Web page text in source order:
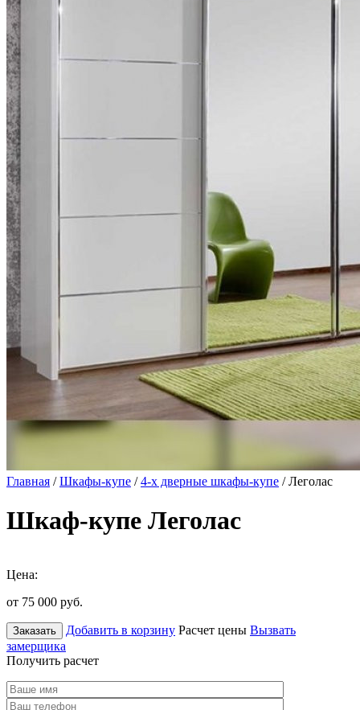
Главная /Шкафы-купе /4-х дверные шкафы-купе / Леголас
Шкаф-купе Леголас
Цена:
от 75 000 руб.
Заказать Добавить в корзину Расчет цены Вызвать
замерщика
Получить расчет